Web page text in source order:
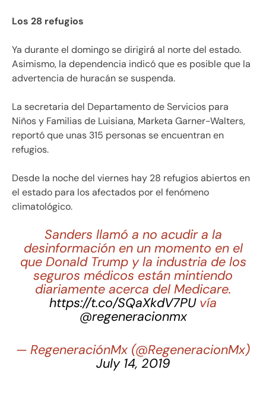
Los 28 refugios
Ya durante el domingo se dirigirá al norte del estado.
Asimismo, la dependencia indicó que es posible que la
advertencia de huracán se suspenda.
La secretaria del Departamento de Servicios para
Niños y Familias de Luisiana, Marketa Garner-Walters,
reportó que unas 315 personas se encuentran en
refugios.
Desde la noche del viernes hay 28 refugios abiertos en
el estado para los afectados por el fenómeno
climatológico.
Sanders llamó a no acudir a la
desinformación en un momento en el
que Donald Trump y la industria de los
seguros médicos están mintiendo
diariamente acerca del Medicare.
https://t.co/SQaXkdV7PUvía
@regeneracionmx
— RegeneraciónMx (@RegeneracionMx)
July 14, 2019